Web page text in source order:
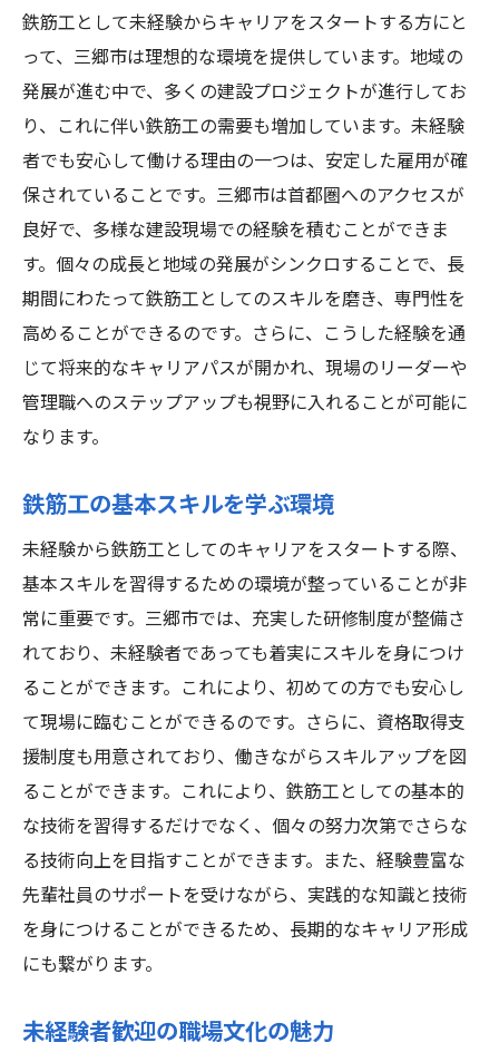
初めての業界でも安心のサポート体制
未経験でも高収入を目指せる三郷市の鉄筋工求
人の秘密
給与体系と支給条件の詳細
高収入を実現するためのステップ
未経験者でも高収入を得る方法
努力が報われる給与システム
三郷市の求人で期待できる収入
高収入を目指すためのキャリアプラン
鉄筋工の求人を通じて新たなキャリアを未経験
者歓迎の三郷市
新しい挑戦がもたらす成長の可能性
キャリアチェンジにおける鉄筋工の魅力
長期的なキャリア形成への道筋
未経験者が成功するための秘訣
埼玉県三郷市で未経験から始める鉄筋工求人の
メリット
地域特有のメリットとは
未経験から始める利点とその理由
三郷市で働くことの魅力
職場選びのポイントとその影響
未経験者が活躍できる求人の条件
三郷市での就業がもたらす将来性
求人
鉄筋工として未経験からキャリアをスタートする方にと
って、三郷市は理想的な環境を提供しています。地域の
発展が進む中で、多くの建設プロジェクトが進行してお
り、これに伴い鉄筋工の需要も増加しています。未経験
者でも安心して働ける理由の一つは、安定した雇用が確
保されていることです。三郷市は首都圏へのアクセスが
良好で、多様な建設現場での経験を積むことができま
す。個々の成長と地域の発展がシンクロすることで、長
期間にわたって鉄筋工としてのスキルを磨き、専門性を
高めることができるのです。さらに、こうした経験を通
じて将来的なキャリアパスが開かれ、現場のリーダーや
管理職へのステップアップも視野に入れることが可能に
なります。
鉄筋工の基本スキルを学ぶ環境
未経験から鉄筋工としてのキャリアをスタートする際、
基本スキルを習得するための環境が整っていることが非
常に重要です。三郷市では、充実した研修制度が整備さ
れており、未経験者であっても着実にスキルを身につけ
ることができます。これにより、初めての方でも安心し
て現場に臨むことができるのです。さらに、資格取得支
援制度も用意されており、働きながらスキルアップを図
ることができます。これにより、鉄筋工としての基本的
な技術を習得するだけでなく、個々の努力次第でさらな
る技術向上を目指すことができます。また、経験豊富な
先輩社員のサポートを受けながら、実践的な知識と技術
を身につけることができるため、長期的なキャリア形成
にも繋がります。
未経験者歓迎の職場文化の魅力